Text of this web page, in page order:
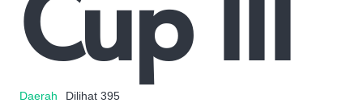
Daerah Dilihat 395